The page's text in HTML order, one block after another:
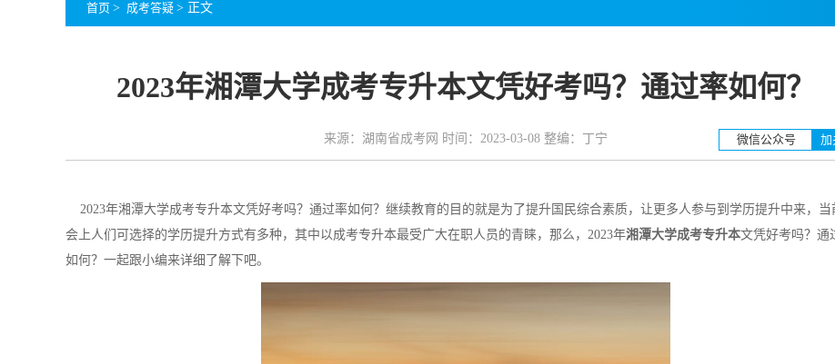
首页 > 成考答疑 > 正文
2023年湘潭大学成考专升本文凭好考吗？通过率如何？
来源：湖南省成考网 时间：2023-03-08 整编：丁宁 微信公众号 加
2023年湘潭大学成考专升本文凭好考吗？通过率如何？继续教育的目的就是为了提升国民综合素质，让更多人参与到学历提升中来，当
会上人们可选择的学历提升方式有多种，其中以成考专升本最受广大在职人员的青睐，那么，2023年湘潭大学成考专升本文凭好考吗？通
如何？一起跟小编来详细了解下吧。
湖南工业大学 湖南科